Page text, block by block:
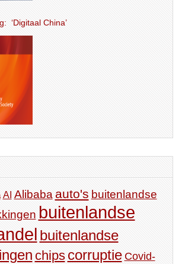
‘Digitaal China’
AI Alibaba auto's buitenlandse
buitenlandse
buitenlandse
chips corruptie Covid-